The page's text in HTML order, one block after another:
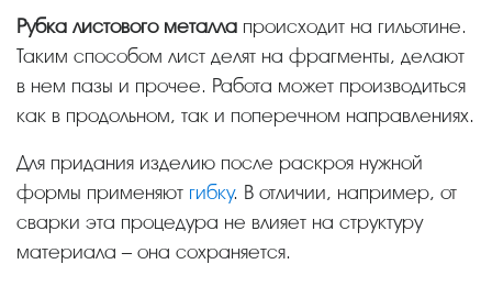
Рубка листового металла происходит на гильотине.
Таким способом лист делят на фрагменты, делают
в нем пазы и прочее. Работа может производиться
как в продольном, так и поперечном направлениях.
Для придания изделию после раскроя нужной
формы применяют гибку. В отличии, например, от
сварки эта процедура не влияет на структуру
материала – она сохраняется.